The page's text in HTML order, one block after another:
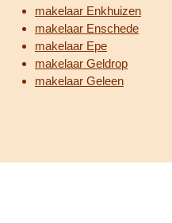
makelaar Enkhuizen
makelaar Enschede
makelaar Epe
makelaar Geldrop
makelaar Geleen